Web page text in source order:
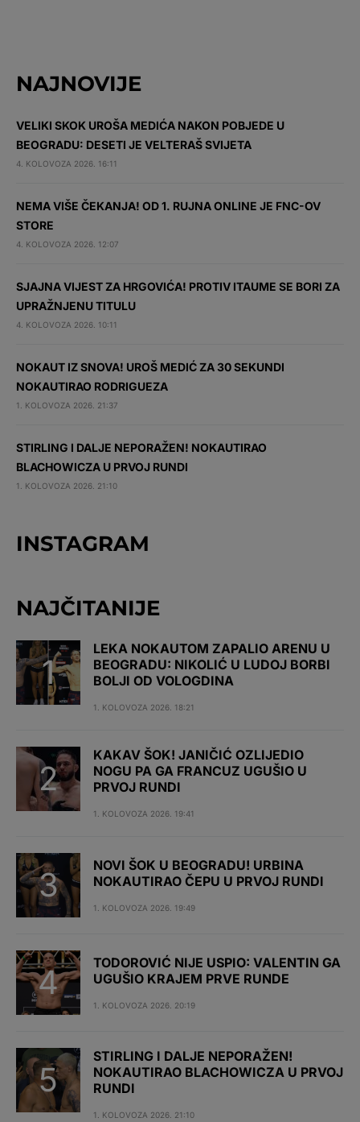
NAJNOVIJE
VELIKI SKOK UROŠA MEDIĆA NAKON POBJEDE U
BEOGRADU: DESETI JE VELTERAŠ SVIJETA
4. KOLOVOZA 2026. 16:11
NEMA VIŠE ČEKANJA! OD 1. RUJNA ONLINE JE FNC-OV
STORE
4. KOLOVOZA 2026. 12:07
SJAJNA VIJEST ZA HRGOVIĆA! PROTIV ITAUME SE BORI ZA
UPRAŽNJENU TITULU
4. KOLOVOZA 2026. 10:11
NOKAUT IZ SNOVA! UROŠ MEDIĆ ZA 30 SEKUNDI
NOKAUTIRAO RODRIGUEZA
1. KOLOVOZA 2026. 21:37
STIRLING I DALJE NEPORAŽEN! NOKAUTIRAO
BLACHOWICZA U PRVOJ RUNDI
1. KOLOVOZA 2026. 21:10
INSTAGRAM
NAJČITANIJE
LEKA NOKAUTOM ZAPALIO ARENU U
BEOGRADU: NIKOLIĆ U LUDOJ BORBI
BOLJI OD VOLOGDINA
1. KOLOVOZA 2026. 18:21
KAKAV ŠOK! JANIČIĆ OZLIJEDIO
NOGU PA GA FRANCUZ UGUŠIO U
PRVOJ RUNDI
1. KOLOVOZA 2026. 19:41
NOVI ŠOK U BEOGRADU! URBINA
NOKAUTIRAO ČEPU U PRVOJ RUNDI
1. KOLOVOZA 2026. 19:49
TODOROVIĆ NIJE USPIO: VALENTIN GA
UGUŠIO KRAJEM PRVE RUNDE
1. KOLOVOZA 2026. 20:19
STIRLING I DALJE NEPORAŽEN!
NOKAUTIRAO BLACHOWICZA U PRVOJ
RUNDI
1. KOLOVOZA 2026. 21:10